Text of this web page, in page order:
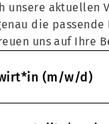
unsere aktuellen
die passende
uns auf Ihre
(m/w/d)